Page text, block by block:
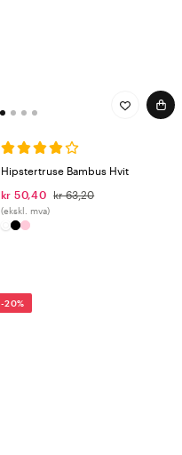
Hipstertruse Bambus Hvit
kr 50,40 kr 63,20
(ekskl. mva)
-20%